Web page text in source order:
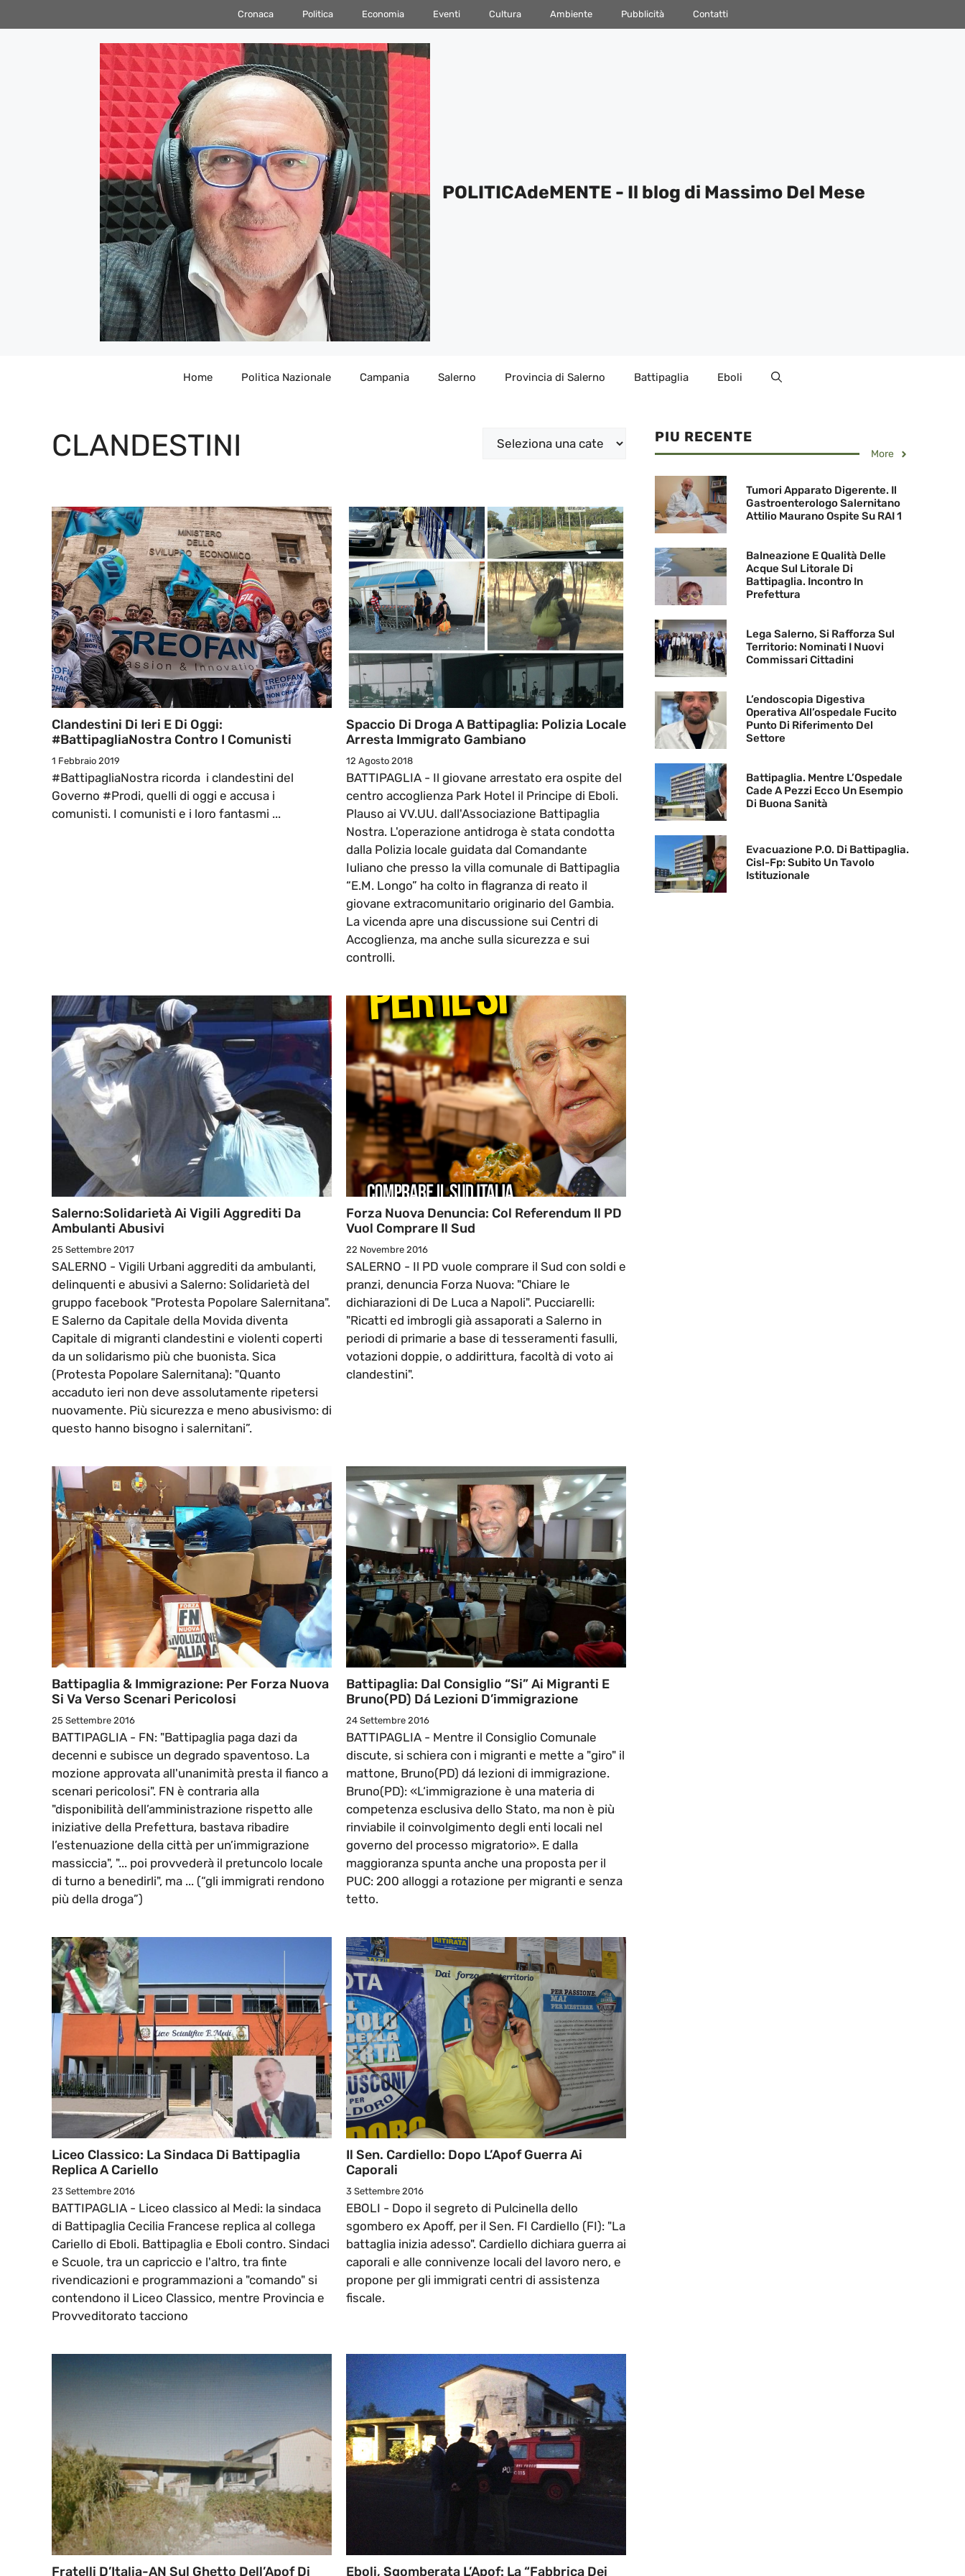
al
Cronaca Politica Economia Eventi Cultura Ambiente Pubblicità Contatti
POLITICAdeMENTE - Il blog di Massimo Del Mese
Home Politica Nazionale Campania Salerno Provincia di Salerno Battipaglia Eboli
CLANDESTINI Categorie
Clandestini Di Ieri E Di Oggi:
#BattipagliaNostra Contro I Comunisti
1 Febbraio 2019
#BattipagliaNostra ricorda i clandestini del
Governo #Prodi, quelli di oggi e accusa i
comunisti. I comunisti e i loro fantasmi ...
Spaccio Di Droga A Battipaglia: Polizia Locale
Arresta Immigrato Gambiano
12 Agosto 2018
BATTIPAGLIA - Il giovane arrestato era ospite del
centro accoglienza Park Hotel il Principe di Eboli.
Plauso ai VV.UU. dall'Associazione Battipaglia
Nostra. L'operazione antidroga è stata condotta
dalla Polizia locale guidata dal Comandante
Iuliano che presso la villa comunale di Battipaglia
“E.M. Longo” ha colto in flagranza di reato il
giovane extracomunitario originario del Gambia.
La vicenda apre una discussione sui Centri di
Accoglienza, ma anche sulla sicurezza e sui
controlli.
Salerno:Solidarietà Ai Vigili Aggrediti Da
Ambulanti Abusivi
25 Settembre 2017
SALERNO - Vigili Urbani aggrediti da ambulanti,
delinquenti e abusivi a Salerno: Solidarietà del
gruppo facebook "Protesta Popolare Salernitana".
E Salerno da Capitale della Movida diventa
Capitale di migranti clandestini e violenti coperti
da un solidarismo più che buonista. Sica
(Protesta Popolare Salernitana): "Quanto
accaduto ieri non deve assolutamente ripetersi
nuovamente. Più sicurezza e meno abusivismo: di
questo hanno bisogno i salernitani”.
Forza Nuova Denuncia: Col Referendum Il PD
Vuol Comprare Il Sud
22 Novembre 2016
SALERNO - Il PD vuole comprare il Sud con soldi e
pranzi, denuncia Forza Nuova: "Chiare le
dichiarazioni di De Luca a Napoli". Pucciarelli:
"Ricatti ed imbrogli già assaporati a Salerno in
periodi di primarie a base di tesseramenti fasulli,
votazioni doppie, o addirittura, facoltà di voto ai
clandestini".
Battipaglia & Immigrazione: Per Forza Nuova
Si Va Verso Scenari Pericolosi
25 Settembre 2016
BATTIPAGLIA - FN: "Battipaglia paga dazi da
decenni e subisce un degrado spaventoso. La
mozione approvata all'unanimità presta il fianco a
scenari pericolosi". FN è contraria alla
"disponibilità dell’amministrazione rispetto alle
iniziative della Prefettura, bastava ribadire
l’estenuazione della città per un’immigrazione
massiccia", "... poi provvederà il pretuncolo locale
di turno a benedirli", ma ... (“gli immigrati rendono
più della droga”)
Battipaglia: Dal Consiglio “si” Ai Migranti E
Bruno(PD) Dá Lezioni D’immigrazione
24 Settembre 2016
BATTIPAGLIA - Mentre il Consiglio Comunale
discute, si schiera con i migranti e mette a "giro" il
mattone, Bruno(PD) dá lezioni di immigrazione.
Bruno(PD): «L‘immigrazione è una materia di
competenza esclusiva dello Stato, ma non è più
rinviabile il coinvolgimento degli enti locali nel
governo del processo migratorio». E dalla
maggioranza spunta anche una proposta per il
PUC: 200 alloggi a rotazione per migranti e senza
tetto.
Liceo Classico: La Sindaca Di Battipaglia
Replica A Cariello
23 Settembre 2016
BATTIPAGLIA - Liceo classico al Medi: la sindaca
di Battipaglia Cecilia Francese replica al collega
Cariello di Eboli. Battipaglia e Eboli contro. Sindaci
e Scuole, tra un capriccio e l'altro, tra finte
rivendicazioni e programmazioni a "comando" si
contendono il Liceo Classico, mentre Provincia e
Provveditorato tacciono
Il Sen. Cardiello: Dopo L’Apof Guerra Ai
Caporali
3 Settembre 2016
EBOLI - Dopo il segreto di Pulcinella dello
sgombero ex Apoff, per il Sen. FI Cardiello (FI): "La
battaglia inizia adesso". Cardiello dichiara guerra ai
caporali e alle connivenze locali del lavoro nero, e
propone per gli immigrati centri di assistenza
fiscale.
Fratelli D’Italia-AN Sul Ghetto Dell’Apof Di Eboli, Sgomberata L’Apof: La “Fabbrica Dei
PIU RECENTE
More
Tumori Apparato Digerente. Il
Gastroenterologo Salernitano
Attilio Maurano Ospite Su RAI 1
Balneazione E Qualità Delle
Acque Sul Litorale Di
Battipaglia. Incontro In
Prefettura
Lega Salerno, Si Rafforza Sul
Territorio: Nominati I Nuovi
Commissari Cittadini
L’endoscopia Digestiva
Operativa All’ospedale Fucito
Punto Di Riferimento Del
Settore
Battipaglia. Mentre L’Ospedale
Cade A Pezzi Ecco Un Esempio
Di Buona Sanità
Evacuazione P.O. Di Battipaglia.
Cisl-Fp: Subito Un Tavolo
Istituzionale